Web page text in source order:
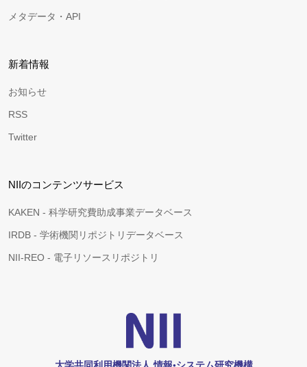
メタデータ・API
新着情報
お知らせ
RSS
Twitter
NIIのコンテンツサービス
KAKEN - 科学研究費助成事業データベース
IRDB - 学術機関リポジトリデータベース
NII-REO - 電子リソースリポジトリ
大学共同利用機関法人 情報•システム研究機構